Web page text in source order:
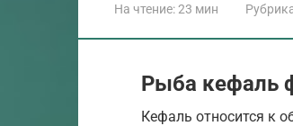
На чтение:23 мин
Рыба кефаль
Кефаль относится к